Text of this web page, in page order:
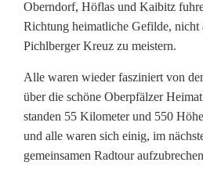
t
h
t
a
u
Oberndorf, Höflas und Kaibitz
Richtung heimatliche Gefilde, nicht
Pichlberger Kreuz zu meistern.
Alle waren wieder fasziniert von
über die schöne Oberpfälzer
standen 55 Kilometer und 550
und alle waren sich einig, im
gemeinsamen Radtour